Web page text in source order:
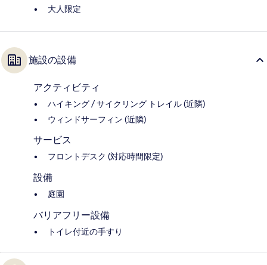
大人限定
施設の設備
アクティビティ
ハイキング / サイクリング トレイル (近隣)
ウィンドサーフィン (近隣)
サービス
フロントデスク (対応時間限定)
設備
庭園
バリアフリー設備
トイレ付近の手すり